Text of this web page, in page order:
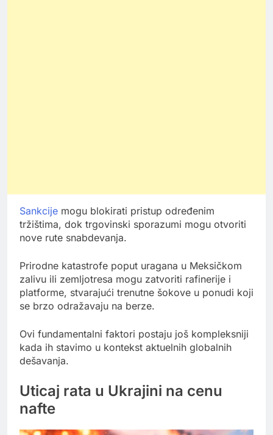
Sankcije mogu blokirati pristup određenim
tržištima, dok trgovinski sporazumi mogu otvoriti
nove rute snabdevanja.
Prirodne katastrofe poput uragana u Meksičkom
zalivu ili zemljotresa mogu zatvoriti rafinerije i
platforme, stvarajući trenutne šokove u ponudi koji
se brzo odražavaju na berze.
Ovi fundamentalni faktori postaju još kompleksniji
kada ih stavimo u kontekst aktuelnih globalnih
dešavanja.
Uticaj rata u Ukrajini na cenu
nafte